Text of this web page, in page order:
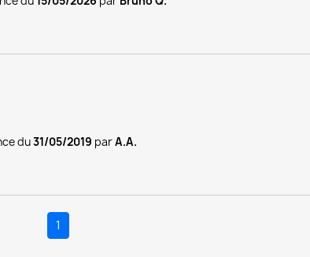
du31/05/2019 parA.A.
1